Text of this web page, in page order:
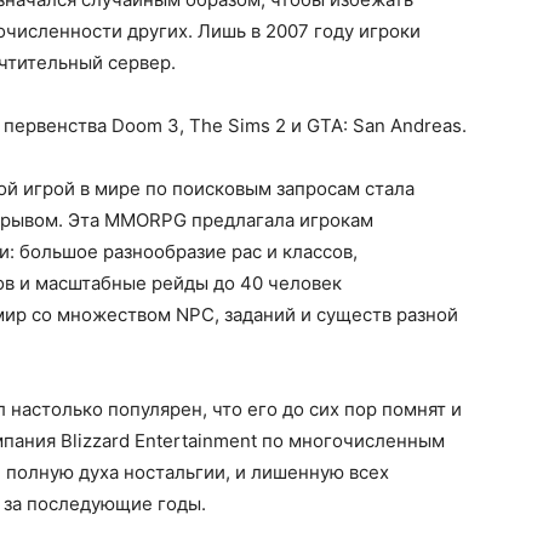
других. Лишь в 2007 году игроки
сервер.
Doom 3, The Sims 2 и GTA: San Andreas.
игрой в мире по поисковым запросам стала
Эта MMORPG предлагала игрокам
разнообразие рас и классов,
и масштабные рейды до 40 человек
со множеством NPC, заданий и существ разной
популярен, что его до сих пор помнят и
Blizzard Entertainment по многочисленным
духа ностальгии, и лишенную всех
последующие годы.